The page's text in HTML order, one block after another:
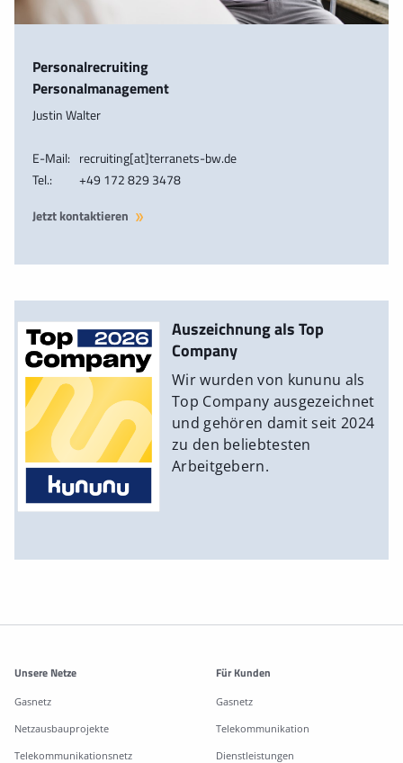
Personalrecruiting
Personalmanagement
Justin Walter
E-Mail: recruiting[at]terranets-bw.de
Tel.:
+49 172 829 3478
Jetzt kontaktieren
Auszeichnung als Top
Company
Wir wurden von kununu als
Top Company ausgezeichnet
und gehören damit seit 2024
zu den beliebtesten
Arbeitgebern.
Weitere Informationen
Unsere Netze
Gasnetz
Netzausbauprojekte
Telekommunikationsnetz
Für Kunden
Gasnetz
Telekommunikation
Dienstleistungen